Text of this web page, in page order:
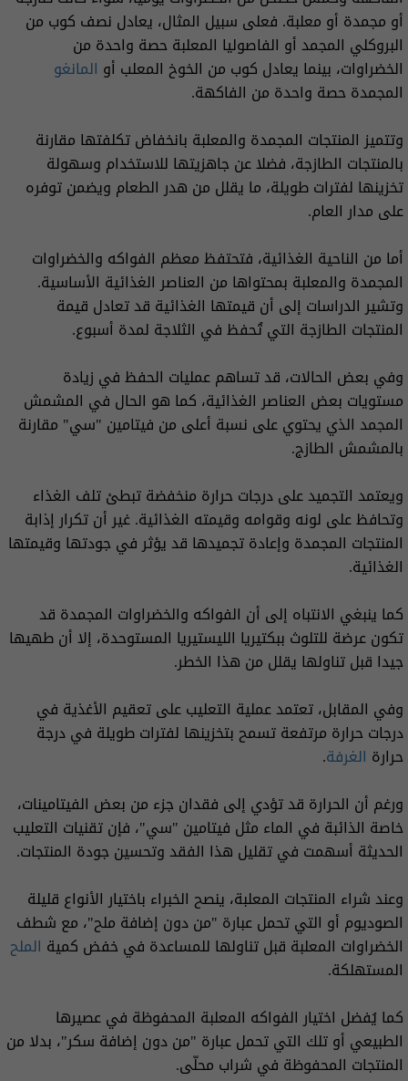
أو مجمدة أو معلبة. فعلى سبيل المثال، يعادل نصف كوب من
البروكلي المجمد أو الفاصوليا المعلبة حصة واحدة من
الخضراوات، بينما يعادل كوب من الخوخ المعلب أو المانغو
المجمدة حصة واحدة من الفاكهة.
وتتميز المنتجات المجمدة والمعلبة بانخفاض تكلفتها مقارنة
بالمنتجات الطازجة، فضلا عن جاهزيتها للاستخدام وسهولة
تخزينها لفترات طويلة، ما يقلل من هدر الطعام ويضمن توفره
على مدار العام.
أما من الناحية الغذائية، فتحتفظ معظم الفواكه والخضراوات
المجمدة والمعلبة بمحتواها من العناصر الغذائية الأساسية.
وتشير الدراسات إلى أن قيمتها الغذائية قد تعادل قيمة
المنتجات الطازجة التي تُحفظ في الثلاجة لمدة أسبوع.
وفي بعض الحالات، قد تساهم عمليات الحفظ في زيادة
مستويات بعض العناصر الغذائية، كما هو الحال في المشمش
المجمد الذي يحتوي على نسبة أعلى من فيتامين "سي" مقارنة
بالمشمش الطازج.
ويعتمد التجميد على درجات حرارة منخفضة تبطئ تلف الغذاء
وتحافظ على لونه وقوامه وقيمته الغذائية. غير أن تكرار إذابة
المنتجات المجمدة وإعادة تجميدها قد يؤثر في جودتها وقيمتها
الغذائية.
كما ينبغي الانتباه إلى أن الفواكه والخضراوات المجمدة قد
تكون عرضة للتلوث ببكتيريا الليستيريا المستوحدة، إلا أن طهيها
جيدا قبل تناولها يقلل من هذا الخطر.
وفي المقابل، تعتمد عملية التعليب على تعقيم الأغذية في
درجات حرارة مرتفعة تسمح بتخزينها لفترات طويلة في درجة
حرارة الغرفة.
ورغم أن الحرارة قد تؤدي إلى فقدان جزء من بعض الفيتامينات،
خاصة الذائبة في الماء مثل فيتامين "سي"، فإن تقنيات التعليب
الحديثة أسهمت في تقليل هذا الفقد وتحسين جودة المنتجات.
وعند شراء المنتجات المعلبة، ينصح الخبراء باختيار الأنواع قليلة
الصوديوم أو التي تحمل عبارة "من دون إضافة ملح"، مع شطف
الخضراوات المعلبة قبل تناولها للمساعدة في خفض كمية الملح
المستهلكة.
كما يُفضل اختيار الفواكه المعلبة المحفوظة في عصيرها
الطبيعي أو تلك التي تحمل عبارة "من دون إضافة سكر"، بدلا من
المنتجات المحفوظة في شراب محلّى.